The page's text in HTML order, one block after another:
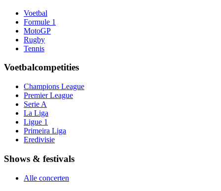
Voetbal
Formule 1
MotoGP
Rugby
Tennis
Voetbalcompetities
Champions League
Premier League
Serie A
La Liga
Ligue 1
Primeira Liga
Eredivisie
Shows & festivals
Alle concerten